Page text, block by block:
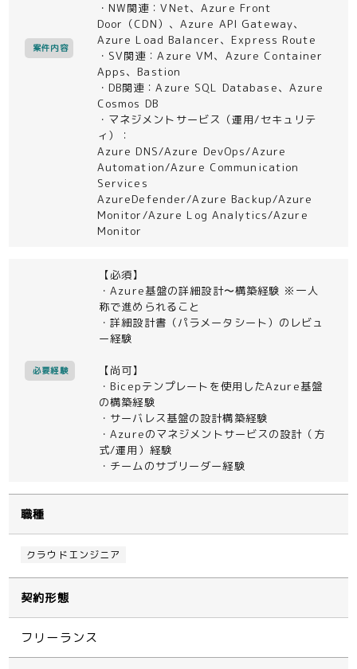
案件内容
・NW関連：VNet、Azure Front
Door（CDN）、Azure API Gateway、
Azure Load Balancer、Express Route
・SV関連：Azure VM、Azure Container
Apps、Bastion
・DB関連：Azure SQL Database、Azure
Cosmos DB
・マネジメントサービス（運用/セキュリテ
ィ）：
Azure DNS/Azure DevOps/Azure
Automation/Azure Communication
Services
AzureDefender/Azure Backup/Azure
Monitor/Azure Log Analytics/Azure
Monitor
必要経験
【必須】
・Azure基盤の詳細設計〜構築経験 ※一人
称で進められること
・詳細設計書（パラメータシート）のレビュ
ー経験
【尚可】
・Bicepテンプレートを使用したAzure基盤
の構築経験
・サーバレス基盤の設計構築経験
・Azureのマネジメントサービスの設計（方
式/運用）経験
・チームのサブリーダー経験
職種
クラウドエンジニア
契約形態
フリーランス